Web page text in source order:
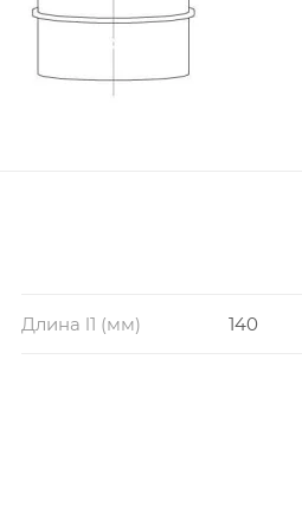
Длина l1 (мм) 140